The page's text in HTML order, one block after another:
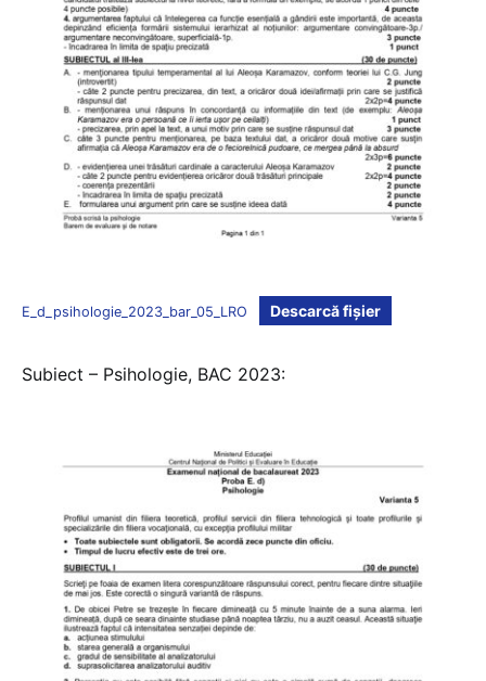
E_d_psihologie_2023_bar_05_LRO Descarcă fișier
Subiect – Psihologie, BAC 2023: